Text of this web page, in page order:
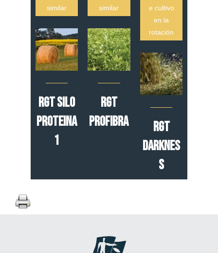
similar
RGT SILO
PROTEINA
1
similar
RGT
PROFIBRA
e cultivo
en la
rotación
RGT
DARKNES
S